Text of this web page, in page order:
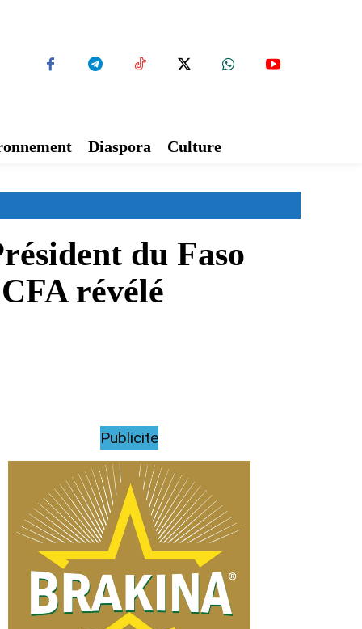
Diaspora Culture
du Faso
révélé
Publicite